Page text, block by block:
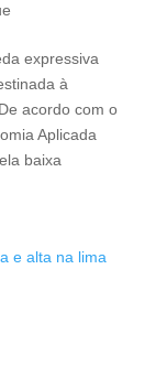
expressiva
à
acordo com o
Aplicada
baixa